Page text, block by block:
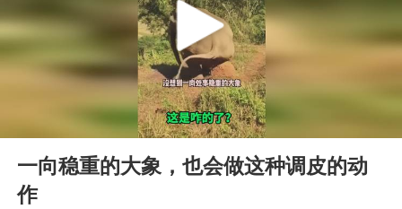
多所高校取消艺考
店主称换“青海拉面”招牌后生意更好
Play
一向稳重的大象，也会做这种调皮的动
作